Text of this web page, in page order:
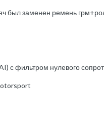
был заменен ремень
с фильтром нулевого